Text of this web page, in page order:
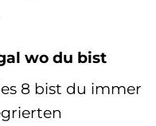
wo du bist
8 bist du immer